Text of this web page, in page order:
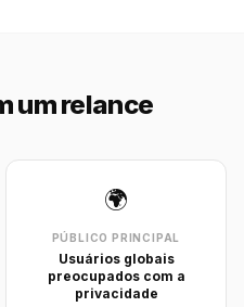
um relance
🌍
PÚBLICO PRINCIPAL
Usuários globais
preocupados com a
privacidade